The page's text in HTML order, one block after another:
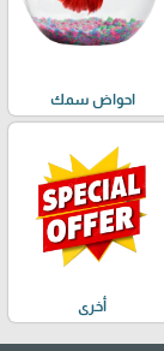
احواض سمك
أخرى